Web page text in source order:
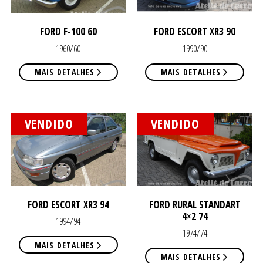
O
O
FORD F-100 60
1960/60
MAIS DETALHES
FORD ESCORT XR3 90
1990/90
MAIS DETALHES
VENDIDO
FORD ESCORT XR3 94
1994/94
MAIS DETALHES
VENDIDO
FORD RURAL STANDART
4×2 74
1974/74
MAIS DETALHES